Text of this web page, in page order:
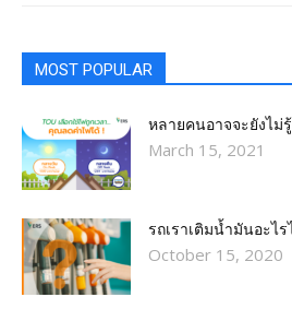
MOST POPULAR
หลายคนอาจจะยังไม่
March 15, 2021
รถเราเติมน้ำมันอะไร
October 15, 2020